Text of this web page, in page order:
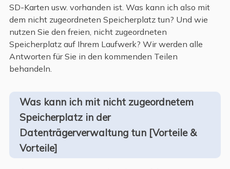
SD-Karten usw. vorhanden ist. Was kann ich also mit
dem nicht zugeordneten Speicherplatz tun? Und wie
nutzen Sie den freien, nicht zugeordneten
Speicherplatz auf Ihrem Laufwerk? Wir werden alle
Antworten für Sie in den kommenden Teilen
behandeln.
Was kann ich mit nicht zugeordnetem
Speicherplatz in der
Datenträgerverwaltung tun [Vorteile &
Vorteile]